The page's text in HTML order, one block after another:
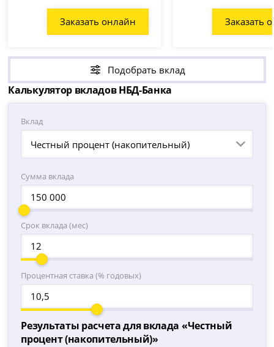
Заказать онлайн Заказать
Подобрать вклад
Калькулятор вкладов НБД-Банка
Вклад
Честный процент (накопительный)
Сумма вклада
Срок вклада (мес)
Процентная ставка (% годовых)
Результаты расчета для вклада «Честный
процент (накопительный)»